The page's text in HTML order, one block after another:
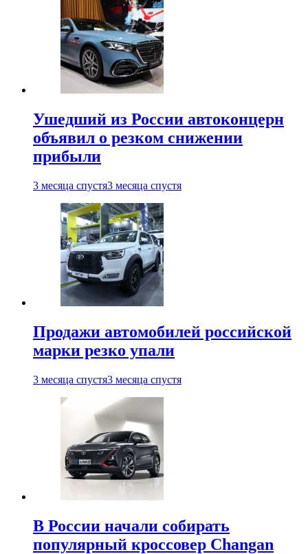
Ушедший из России автоконцерн
объявил о резком снижении
прибыли
3 месяца спустя3 месяца спустя
Продажи автомобилей российской
марки резко упали
3 месяца спустя3 месяца спустя
В России начали собирать
популярный кроссовер Changan